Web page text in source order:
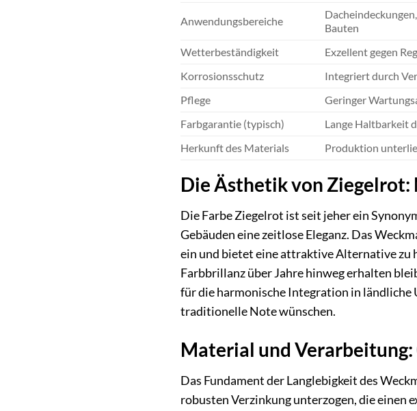
Anwendungsbereiche
Bauten
Wetterbeständigkeit
Exzellent gegen
Korrosionsschutz
Integriert durch
Pflege
Geringer
Farbgarantie (typisch)
Lange Haltbarkeit
Herkunft des Materials
Produktion
Die Ästhetik von Ziegelrot:
Die Farbe Ziegelrot ist seit jeher ein
Gebäuden eine zeitlose Eleganz. Das
ein und bietet eine attraktive Alternative zu
Farbbrillanz über Jahre hinweg erhalten
für die harmonische Integration in ländliche
traditionelle Note wünschen.
Material und
Das Fundament der Langlebigkeit des
robusten Verzinkung unterzogen, die einen